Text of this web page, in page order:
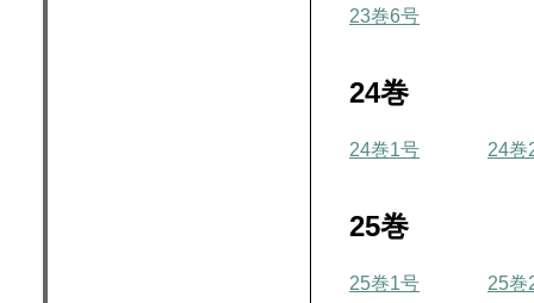
23巻6号
24巻
24巻1号 24巻
25巻
25巻1号 25巻